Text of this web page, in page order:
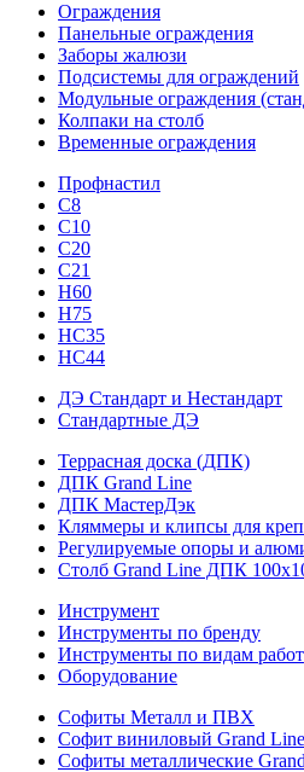
Ограждения
Панельные ограждения
Заборы жалюзи
Подсистемы для ограждений
Модульные ограждения
Колпаки на столб
Временные ограждения
Профнастил
С8
С10
С20
С21
H60
H75
HС35
НС44
ДЭ Стандарт и Нестандарт
Стандартные ДЭ
Террасная доска (ДПК)
ДПК Grand Line
ДПК МастерДэк
Кляммеры и клипсы для
Регулируемые опоры и
Столб Grand Line ДПК
Инструмент
Инструменты по бренду
Инструменты по видам работ
Оборудование
Софиты Металл и ПВХ
Софит виниловый Grand Line
Софиты металлические